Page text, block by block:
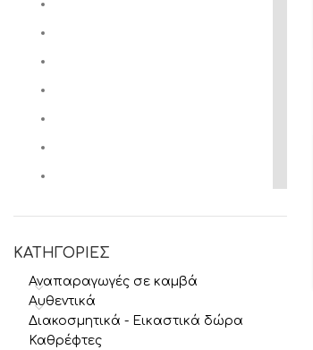
ΚΑΤΗΓΟΡΙΕΣ
Αναπαραγωγές σε καμβά
Αυθεντικά
Διακοσμητικά - Εικαστικά δώρα
Καθρέφτες